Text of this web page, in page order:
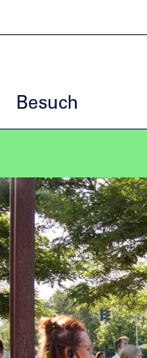
Hauptmenu GBM
Besuch